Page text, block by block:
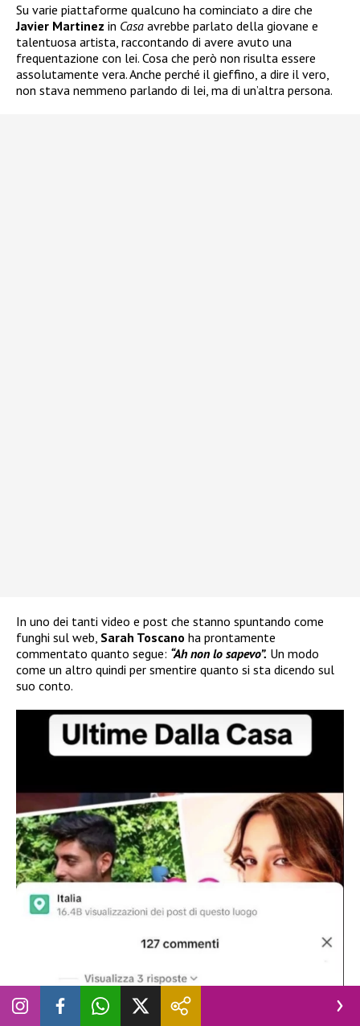
Su varie piattaforme qualcuno ha cominciato a dire che
Javier Martinez in Casa avrebbe parlato della giovane e
talentuosa artista, raccontando di avere avuto una
frequentazione con lei. Cosa che però non risulta essere
assolutamente vera. Anche perché il gieffino, a dire il vero,
non stava nemmeno parlando di lei, ma di un’altra persona.
In uno dei tanti video e post che stanno spuntando come
funghi sul web, Sarah Toscano ha prontamente
commentato quanto segue: “Ah non lo sapevo”. Un modo
come un altro quindi per smentire quanto si sta dicendo sul
suo conto.